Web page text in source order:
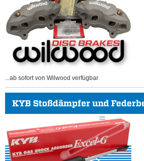
...ab sofort von Wilwood verfügbar
KYB Stoßdämpfer und